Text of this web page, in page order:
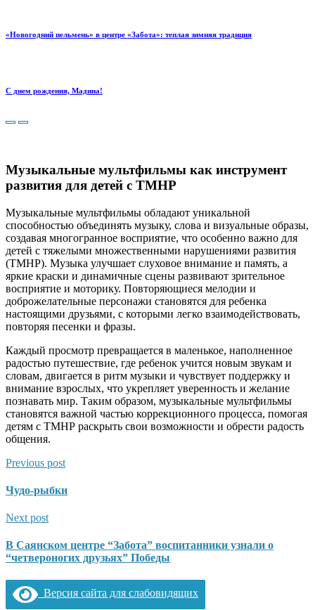
«Новогодний пельмень» в центре «Забота»: теплая зимняя традиция
С днем рождения, Мадина!
Музыкальные мультфильмы как инструмент
развития для детей с ТМНР
Музыкальные мультфильмы обладают уникальной
способностью объединять музыку, слова и визуальные образы,
создавая многогранное восприятие, что особенно важно для
детей с тяжелыми множественными нарушениями развития
(ТМНР). Музыка улучшает слуховое внимание и память, а
яркие краски и динамичные сцены развивают зрительное
восприятие и моторику. Повторяющиеся мелодии и
доброжелательные персонажи становятся для ребенка
настоящими друзьями, с которыми легко взаимодействовать,
повторяя песенки и фразы.
Каждый просмотр превращается в маленькое, наполненное
радостью путешествие, где ребенок учится новым звукам и
словам, двигается в ритм музыки и чувствует поддержку и
внимание взрослых, что укрепляет уверенность и желание
познавать мир. Таким образом, музыкальные мультфильмы
становятся важной частью коррекционного процесса, помогая
детям с ТМНР раскрыть свои возможности и обрести радость
общения.
Previous post
Чудо-рыбки
Next post
В Саянском центре “Забота” воспитанники узнали о
“четвероногих друзьях” Победы
Версия сайта для слабовидящих